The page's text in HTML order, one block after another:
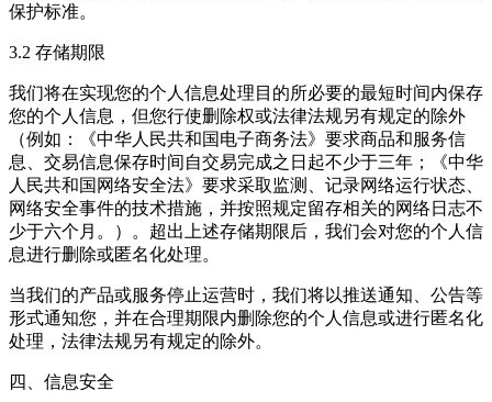
保护标准。
3.2 存储期限
我们将在实现您的个人信息处理目的所必要的最短时间内保存
您的个人信息，但您行使删除权或法律法规另有规定的除外
（例如：《中华人民共和国电子商务法》要求商品和服务信
息、交易信息保存时间自交易完成之日起不少于三年；《中华
人民共和国网络安全法》要求采取监测、记录网络运行状态、
网络安全事件的技术措施，并按照规定留存相关的网络日志不
少于六个月。）。超出上述存储期限后，我们会对您的个人信
息进行删除或匿名化处理。
当我们的产品或服务停止运营时，我们将以推送通知、公告等
形式通知您，并在合理期限内删除您的个人信息或进行匿名化
处理，法律法规另有规定的除外。
四、信息安全